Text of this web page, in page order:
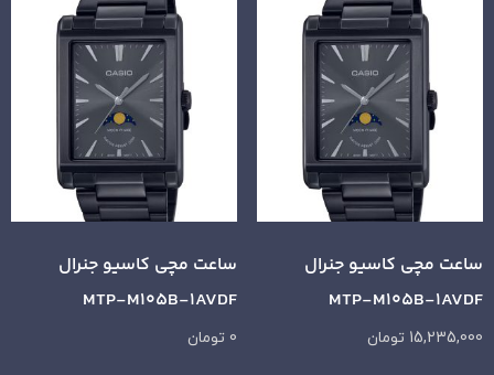
ساعت مچی کاسیو جنرال
MTP-M105B-1AVDF
15,235,000 تومان
ساعت مچی کاسیو جنرال
MTP-M105B-1AVDF
0 تومان